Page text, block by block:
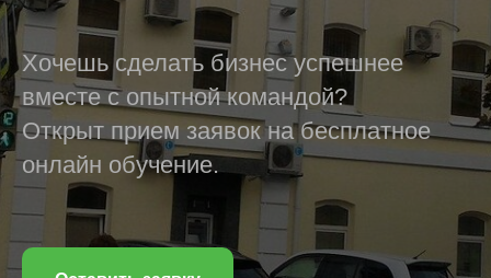
Хочешь сделать бизнес успешнее
вместе с опытной командой?
Открыт прием заявок на бесплатное
онлайн обучение.